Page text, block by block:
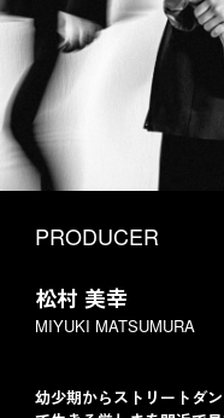
PRODUCER
松村 美幸
MIYUKI MATSUMURA
幼少期からストリートダ